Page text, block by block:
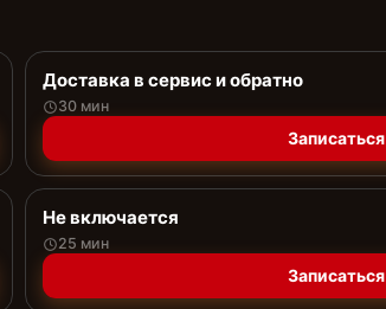
Доставка в сервис и обратно
30 мин
Записаться
Не включается
25 мин
Записаться